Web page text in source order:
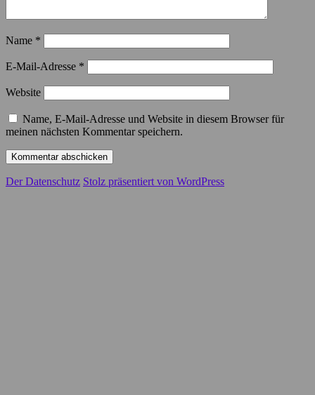
Name *
E-Mail-Adresse *
Website
Name, E-Mail-Adresse und Website in diesem Browser für
meinen nächsten Kommentar speichern.
Der Datenschutz Stolz präsentiert von WordPress